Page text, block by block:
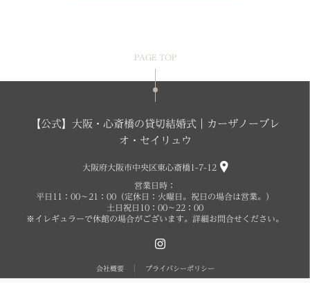
PAGE TOP
【公式】大阪・心斎橋の貸切結婚式｜カーザノーブレ
オ・セイリュウ
大阪府大阪市中央区東心斎橋1-7-12
営業日時：
平日11：00～21：00（定休日：火曜日。祝日の場合は営業。）
土日祝日10：00～22：00
※イレギュラーで休館の場合がございます。詳細お問合せください。
会社概要 プライバシーポリシー